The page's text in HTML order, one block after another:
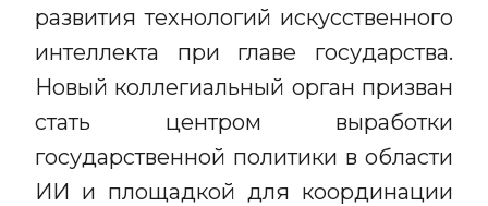
развития технологий искусственного
интеллекта при главе государства.
Новый коллегиальный орган призван
стать центром выработки
государственной политики в области
ИИ и площадкой для координации